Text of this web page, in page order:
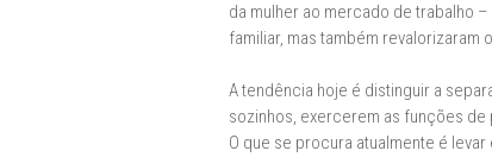
da mulher ao mercado de trabalho
familiar, mas também revalorizaram
A tendência hoje é distinguir a
sozinhos, exercerem as funções
O que se procura atualmente é